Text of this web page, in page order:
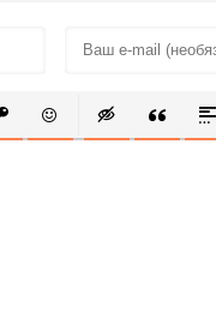
СПИСОК
ССЫЛКУЗАЩИЩЕННУЮ
ВСТАВИТЬ СМАЙЛИК
ВСТАВКА